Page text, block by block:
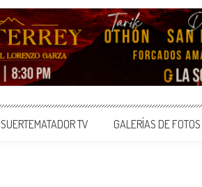
SUERTEMATADOR TV GALERÍAS DE FOTOS